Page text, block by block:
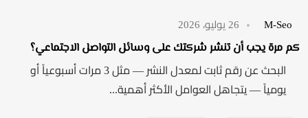
M-Seo 26 يوليو، 2026
كم مرة يجب أن تنشر شركتك على وسائل التواصل الاجتماعي؟
البحث عن رقم ثابت لمعدل النشر — مثل 3 مرات أسبوعياً أو
يومياً — يتجاهل العوامل الأكثر أهمية...